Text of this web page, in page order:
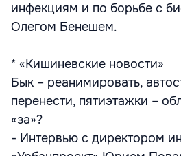
инфекциям и по борьбе с
Олегом Бенешем.
* «Кишиневские новости»
Бык – реанимировать,
перенести, пятиэтажки –
«за»?
- Интервью с директором